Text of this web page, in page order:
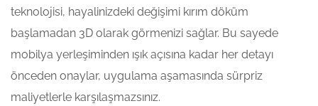
teknolojisi, hayalinizdeki değişimi kırım döküm
başlamadan 3D olarak görmenizi sağlar. Bu sayede
mobilya yerleşiminden ışık açısına kadar her detayı
önceden onaylar, uygulama aşamasında sürpriz
maliyetlerle karşılaşmazsınız.